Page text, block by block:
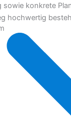
sowie konkrete
hochwertig